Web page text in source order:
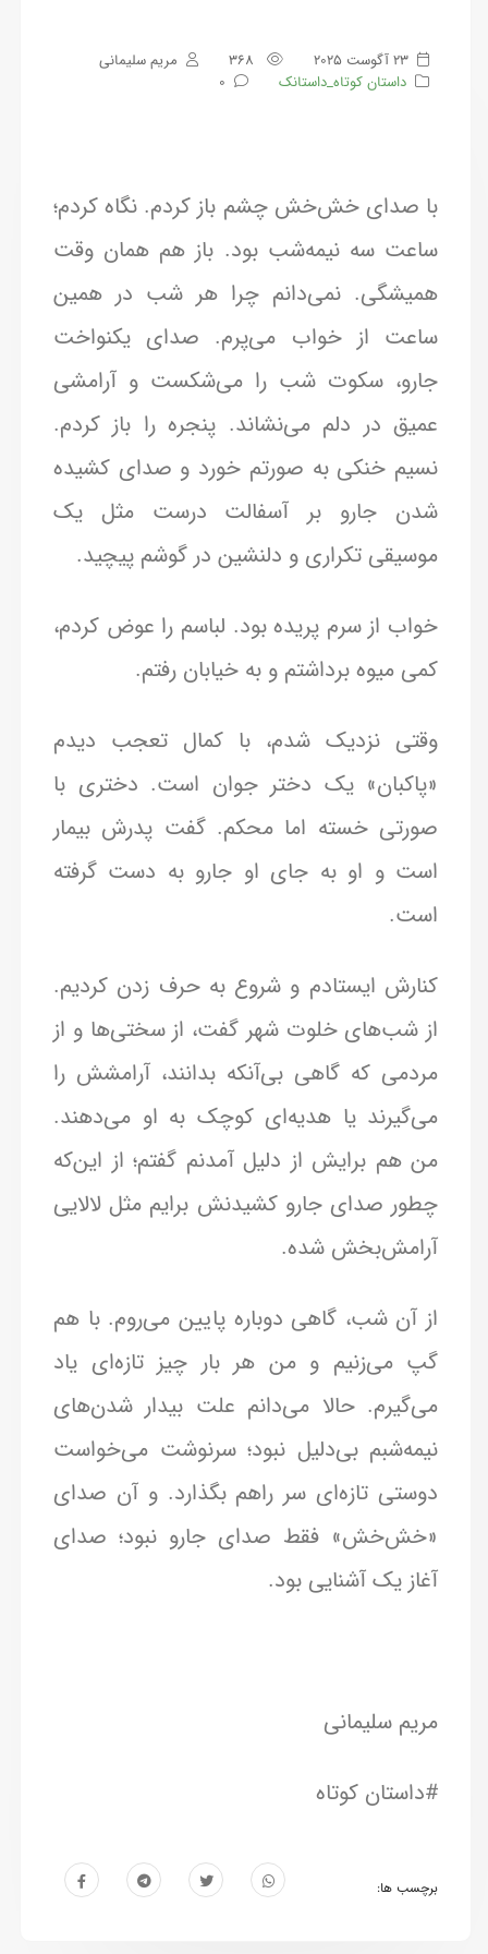
23 آگوست 2025
مریم سلیمانی
داستان کوتاه_داستانک
0
با صدای خش‌خش چشم باز کردم. نگاه کردم؛
ساعت سه نیمه‌شب بود. باز هم همان وقت
همیشگی. نمی‌دانم چرا هر شب در همین
ساعت از خواب می‌پرم. صدای یکنواخت
جارو، سکوت شب را می‌شکست و آرامشی
عمیق در دلم می‌نشاند. پنجره را باز کردم.
نسیم خنکی به صورتم خورد و صدای کشیده
شدن جارو بر آسفالت درست مثل یک
موسیقی تکراری و دلنشین در گوشم پیچید.
خواب از سرم پریده بود. لباسم را عوض کردم،
کمی میوه برداشتم و به خیابان رفتم.
وقتی نزدیک شدم، با کمال تعجب دیدم
«پاکبان» یک دختر جوان است. دختری با
صورتی خسته اما محکم. گفت پدرش بیمار
است و او به جای او جارو به دست گرفته
است.
کنارش ایستادم و شروع به حرف زدن کردیم.
از شب‌های خلوت شهر گفت، از سختی‌ها و از
مردمی که گاهی بی‌آنکه بدانند، آرامشش را
می‌گیرند یا هدیه‌ای کوچک به او می‌دهند.
من هم برایش از دلیل آمدنم گفتم؛ از این‌که
چطور صدای جارو کشیدنش برایم مثل لالایی
آرامش‌بخش شده.
از آن شب، گاهی دوباره پایین می‌روم. با هم
گپ می‌زنیم و من هر بار چیز تازه‌ای یاد
می‌گیرم. حالا می‌دانم علت بیدار شدن‌های
نیمه‌شبم بی‌دلیل نبود؛ سرنوشت می‌خواست
دوستی تازه‌ای سر راهم بگذارد. و آن صدای
«خش‌خش» فقط صدای جارو نبود؛ صدای
آغاز یک آشنایی بود.
مریم سلیمانی
#داستان کوتاه
برچسب ها: